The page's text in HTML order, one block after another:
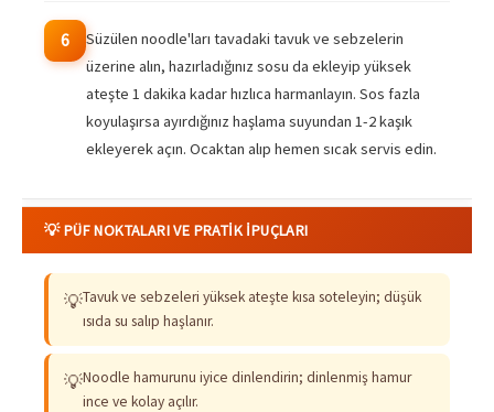
6
Süzülen noodle'ları tavadaki tavuk ve sebzelerin
üzerine alın, hazırladığınız sosu da ekleyip yüksek
ateşte 1 dakika kadar hızlıca harmanlayın. Sos fazla
koyulaşırsa ayırdığınız haşlama suyundan 1-2 kaşık
ekleyerek açın. Ocaktan alıp hemen sıcak servis edin.
💡 PÜF NOKTALARI VE PRATIK İPUÇLARI
💡Tavuk ve sebzeleri yüksek ateşte kısa soteleyin; düşük
ısıda su salıp haşlanır.
💡Noodle hamurunu iyice dinlendirin; dinlenmiş hamur
ince ve kolay açılır.